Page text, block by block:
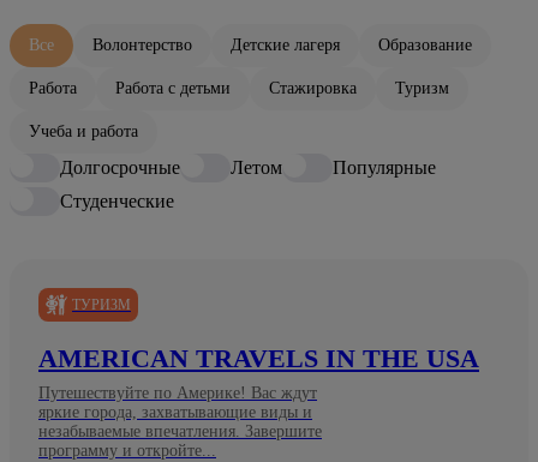
Все Волонтерство Детские лагеря Образование
Работа Работа с детьми Стажировка Туризм
Учеба и работа
Долгосрочные Летом
Популярные
Студенческие
ТУРИЗМ
AMERICAN TRAVELS IN THE USA
Путешествуйте по Америке! Вас ждут
яркие города, захватывающие виды и
незабываемые впечатления. Завершите
программу и откройте...